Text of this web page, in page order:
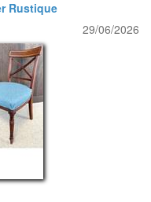
Rustique
29/06/2026